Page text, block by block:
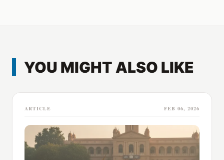
YOU MIGHT ALSO LIKE
ARTICLE FEB 06, 2026